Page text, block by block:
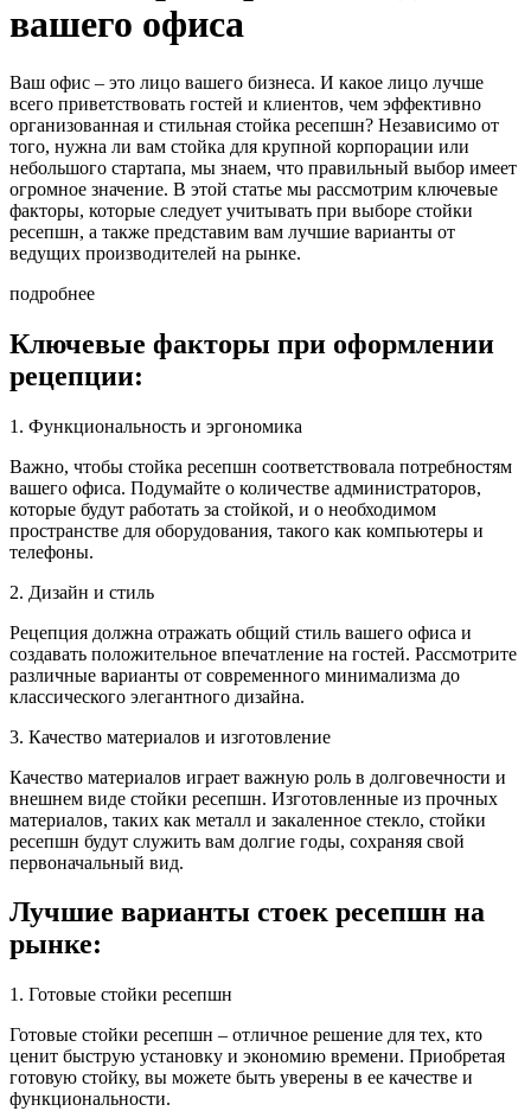
вашего офиса
Ваш офис – это лицо вашего бизнеса. И какое лицо лучше
всего приветствовать гостей и клиентов, чем эффективно
организованная и стильная стойка ресепшн? Независимо от
того, нужна ли вам стойка для крупной корпорации или
небольшого стартапа, мы знаем, что правильный выбор имеет
огромное значение. В этой статье мы рассмотрим ключевые
факторы, которые следует учитывать при выборе стойки
ресепшн, а также представим вам лучшие варианты от
ведущих производителей на рынке.
подробнее
Ключевые факторы при оформлении
рецепции:
1. Функциональность и эргономика
Важно, чтобы стойка ресепшн соответствовала потребностям
вашего офиса. Подумайте о количестве администраторов,
которые будут работать за стойкой, и о необходимом
пространстве для оборудования, такого как компьютеры и
телефоны.
2. Дизайн и стиль
Рецепция должна отражать общий стиль вашего офиса и
создавать положительное впечатление на гостей. Рассмотрите
различные варианты от современного минимализма до
классического элегантного дизайна.
3. Качество материалов и изготовление
Качество материалов играет важную роль в долговечности и
внешнем виде стойки ресепшн. Изготовленные из прочных
материалов, таких как металл и закаленное стекло, стойки
ресепшн будут служить вам долгие годы, сохраняя свой
первоначальный вид.
Лучшие варианты стоек ресепшн на
рынке:
1. Готовые стойки ресепшн
Готовые стойки ресепшн – отличное решение для тех, кто
ценит быструю установку и экономию времени. Приобретая
готовую стойку, вы можете быть уверены в ее качестве и
функциональности.